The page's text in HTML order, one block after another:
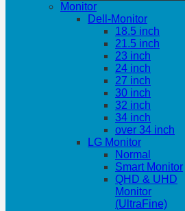
Monitor
Dell-Monitor
18.5 inch
21.5 inch
23 inch
24 inch
27 inch
30 inch
32 inch
34 inch
over 34 inch
LG Monitor
Normal
Smart Monitor
QHD & UHD
Monitor
(UltraFine)